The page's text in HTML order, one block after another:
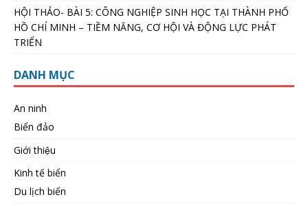
HỘI THẢO- BÀI 5: CÔNG NGHIỆP SINH HỌC TẠI THÀNH PHỐ
HỒ CHÍ MINH – TIỀM NĂNG, CƠ HỘI VÀ ĐỘNG LỰC PHÁT
TRIỂN
DANH MỤC
An ninh
Biển đảo
Giới thiệu
Kinh tế biển
Du lịch biển